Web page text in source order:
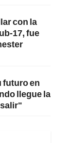
con la
17, fue
futuro en
llegue la